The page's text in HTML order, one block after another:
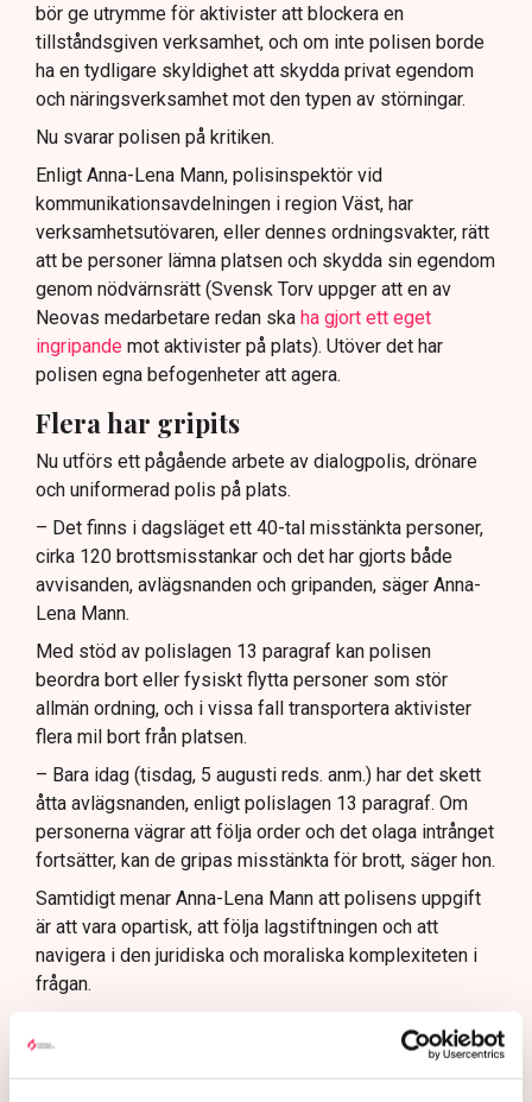
bör ge utrymme för aktivister att blockera en
tillståndsgiven verksamhet, och om inte polisen borde
ha en tydligare skyldighet att skydda privat egendom
och näringsverksamhet mot den typen av störningar.
Nu svarar polisen på kritiken.
Enligt Anna-Lena Mann, polisinspektör vid
kommunikationsavdelningen i region Väst, har
verksamhetsutövaren, eller dennes ordningsvakter, rätt
att be personer lämna platsen och skydda sin egendom
genom nödvärnsrätt (Svensk Torv uppger att en av
Neovas medarbetare redan ska ha gjort ett eget
ingripande mot aktivister på plats). Utöver det har
polisen egna befogenheter att agera.
Flera har gripits
Nu utförs ett pågående arbete av dialogpolis, drönare
och uniformerad polis på plats.
– Det finns i dagsläget ett 40-tal misstänkta personer,
cirka 120 brottsmisstankar och det har gjorts både
avvisanden, avlägsnanden och gripanden, säger Anna-
Lena Mann.
Med stöd av polislagen 13 paragraf kan polisen
beordra bort eller fysiskt flytta personer som stör
allmän ordning, och i vissa fall transportera aktivister
flera mil bort från platsen.
– Bara idag (tisdag, 5 augusti reds. anm.) har det skett
åtta avlägsnanden, enligt polislagen 13 paragraf. Om
personerna vägrar att följa order och det olaga intrånget
fortsätter, kan de gripas misstänkta för brott, säger hon.
Samtidigt menar Anna-Lena Mann att polisens uppgift
är att vara opartisk, att följa lagstiftningen och att
navigera i den juridiska och moraliska komplexiteten i
frågan.